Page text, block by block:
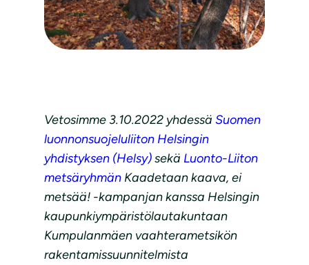
Vetosimme 3.10.2022 yhdessä Suomen
luonnonsuojeluliiton Helsingin
yhdistyksen (Helsy)sekä Luonto-Liiton
metsäryhmän Kaadetaan kaava, ei
metsää! -kampanjan kanssa Helsingin
kaupunkiympäristölautakuntaan
Kumpulanmäen vaahterametsikön
rakentamissuunnitelmista